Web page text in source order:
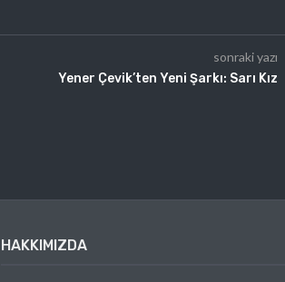
sonraki yazı
Yener Çevik’ten Yeni Şarkı: Sarı Kız
HAKKIMIZDA